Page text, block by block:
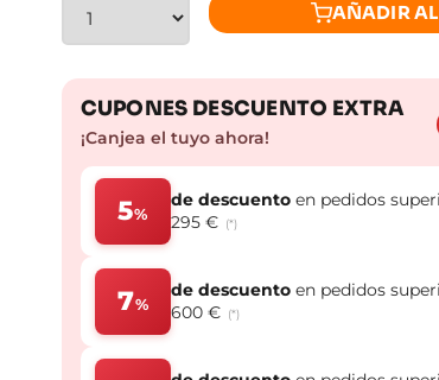
AÑADIR
CUPONES DESCUENTO EXTRA
¡Canjea el tuyo ahora!
5%
de descuentoen pedidos
295 € (*)
7%
de descuentoen pedidos
600 € (*)